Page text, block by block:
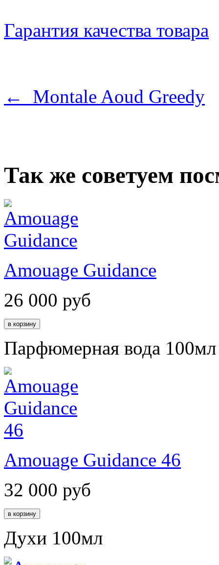
Гарантия качества товара
← Montale Aoud Greedy
Так же советуем
Amouage Guidance
26 000 руб
Парфюмерная вода 100мл
Amouage Guidance 46
32 000 руб
Духи 100мл